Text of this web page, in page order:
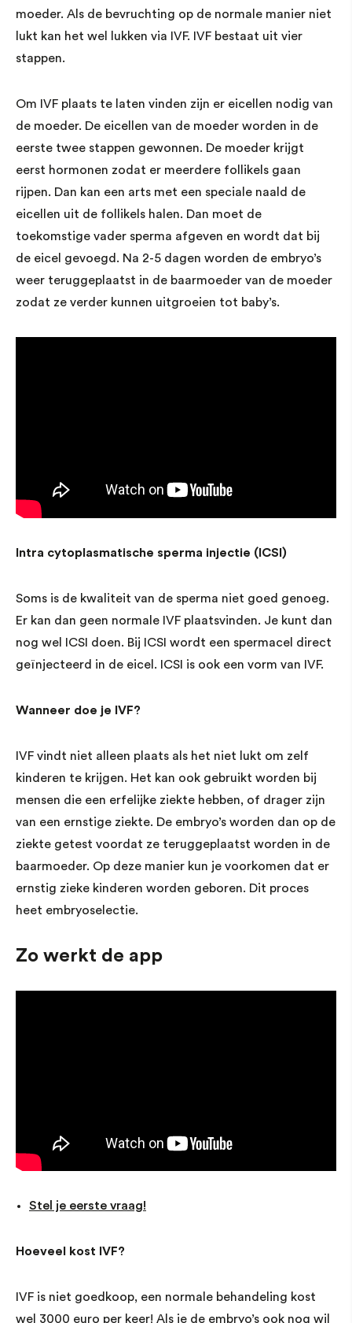
moeder. Als de bevruchting op de normale manier niet
lukt kan het wel lukken via IVF. IVF bestaat uit vier
stappen.
Om IVF plaats te laten vinden zijn er eicellen nodig van
de moeder. De eicellen van de moeder worden in de
eerste twee stappen gewonnen. De moeder krijgt
eerst hormonen zodat er meerdere follikels gaan
rijpen. Dan kan een arts met een speciale naald de
eicellen uit de follikels halen. Dan moet de
toekomstige vader sperma afgeven en wordt dat bij
de eicel gevoegd. Na 2-5 dagen worden de embryo’s
weer teruggeplaatst in de baarmoeder van de moeder
zodat ze verder kunnen uitgroeien tot baby’s.
Intra cytoplasmatische sperma injectie (ICSI)
Soms is de kwaliteit van de sperma niet goed genoeg.
Er kan dan geen normale IVF plaatsvinden. Je kunt dan
nog wel ICSI doen. Bij ICSI wordt een spermacel direct
geïnjecteerd in de eicel. ICSI is ook een vorm van IVF.
Wanneer doe je IVF?
IVF vindt niet alleen plaats als het niet lukt om zelf
kinderen te krijgen. Het kan ook gebruikt worden bij
mensen die een erfelijke ziekte hebben, of drager zijn
van een ernstige ziekte. De embryo’s worden dan op de
ziekte getest voordat ze teruggeplaatst worden in de
baarmoeder. Op deze manier kun je voorkomen dat er
ernstig zieke kinderen worden geboren. Dit proces
heet embryoselectie.
Zo werkt de app
Stel je eerste vraag!
Hoeveel kost IVF?
IVF is niet goedkoop, een normale behandeling kost
wel 3000 euro per keer! Als je de embryo’s ook nog wil